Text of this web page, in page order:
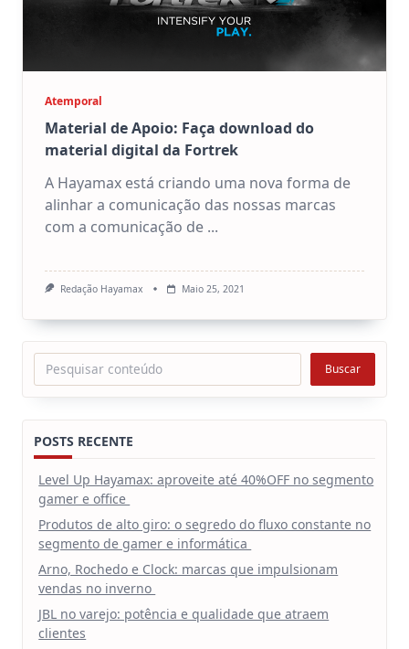
Atemporal
Material de Apoio: Faça download do
material digital da Fortrek
A Hayamax está criando uma nova forma de
alinhar a comunicação das nossas marcas
com a comunicação de ...
Redação Hayamax Maio 25, 2021
Pesquisar Buscar
POSTS RECENTE
Level Up Hayamax: aproveite até 40%OFF no segmento
gamer e office
Produtos de alto giro: o segredo do fluxo constante no
segmento de gamer e informática
Arno, Rochedo e Clock: marcas que impulsionam
vendas no inverno
JBL no varejo: potência e qualidade que atraem
clientes